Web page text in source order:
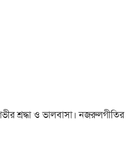
শ্রদ্ধা ও ভালবাসা।